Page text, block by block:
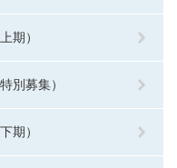
期）
別募集）
期）